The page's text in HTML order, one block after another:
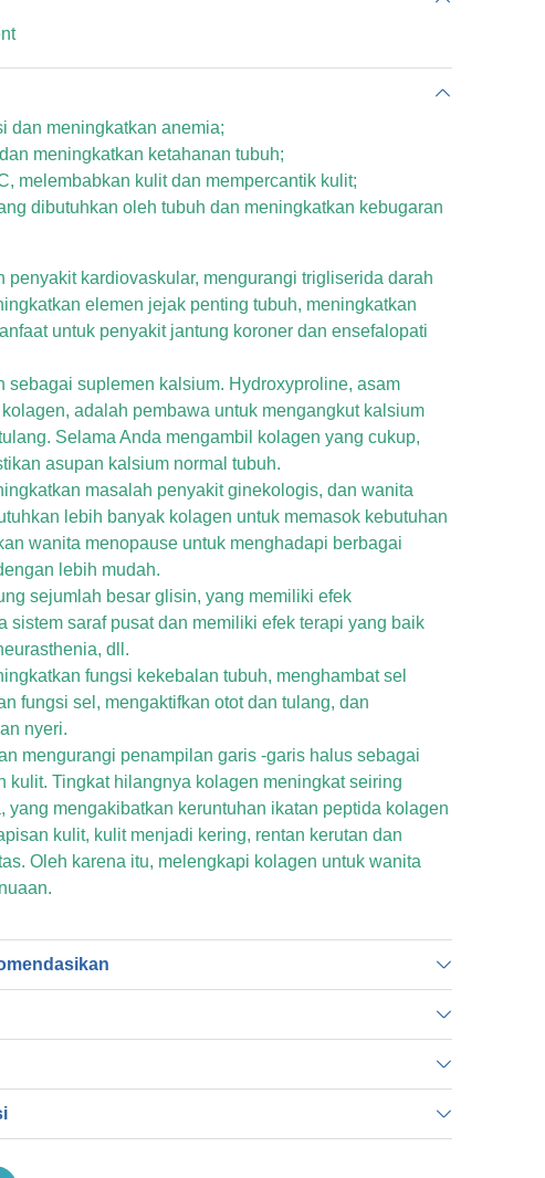
dan meningkatkan anemia;
meningkatkan ketahanan tubuh;
melembabkan kulit dan mempercantik kulit;
dibutuhkan oleh tubuh dan meningkatkan kebugaran
penyakit kardiovaskular, mengurangi trigliserida darah
elemen jejak penting tubuh, meningkatkan
untuk penyakit jantung koroner dan ensefalopati
sebagai suplemen kalsium. Hydroxyproline, asam
adalah pembawa untuk mengangkut kalsium
Selama Anda mengambil kolagen yang cukup,
asupan kalsium normal tubuh.
masalah penyakit ginekologis, dan wanita
lebih banyak kolagen untuk memasok kebutuhan
wanita menopause untuk menghadapi berbagai
lebih mudah.
sejumlah besar glisin, yang memiliki efek
sistem saraf pusat dan memiliki efek terapi yang baik
dll.
fungsi kekebalan tubuh, menghambat sel
fungsi sel, mengaktifkan otot dan tulang, dan
nyeri.
mengurangi penampilan garis -garis halus sebagai
kulit. Tingkat hilangnya kolagen meningkat seiring
yang mengakibatkan keruntuhan ikatan peptida kolagen
kulit, kulit menjadi kering, rentan kerutan dan
Oleh karena itu, melengkapi kolagen untuk wanita